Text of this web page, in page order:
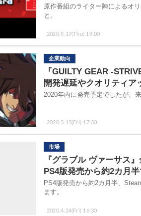
2020.9.17(Thu) 19:00
原作番組のライター陣によるオ
と。
企業動向
2020.5.15(Fri) 17:30
『GUILTY GEAR -
開発遅延やクオリティア
2020年内に発売予定でしたが、
市場
2020.4.24(Fri) 16:30
『グラブル ヴァーサス
PS4版発売から約2カ月
PS4版発売から約2カ月半、
ます。